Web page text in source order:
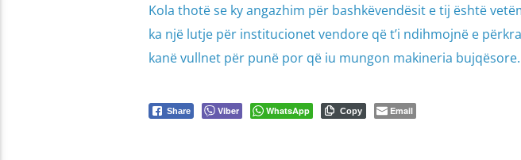
Kola thotë se ky angazhim për bashkëvendësit e tij është
ka një lutje për institucionet vendore që t’i ndihmojnë e
kanë vullnet për punë por që iu mungon makineria bujqësore.
Share Viber WhatsApp Copy Email